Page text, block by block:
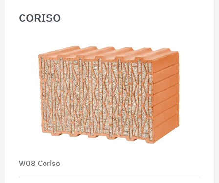
CORISO
W08 Coriso